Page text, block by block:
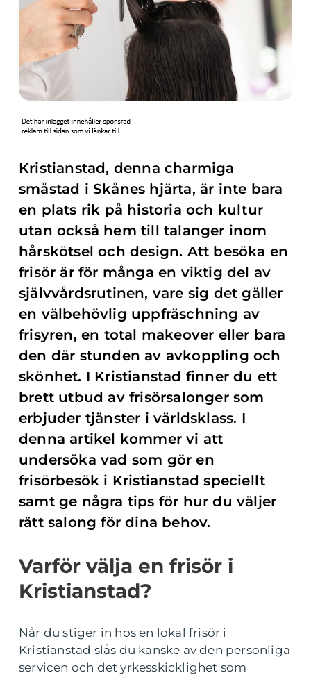
Kristianstad, denna charmiga
småstad i Skånes hjärta, är inte bara
en plats rik på historia och kultur
utan också hem till talanger inom
hårskötsel och design. Att besöka en
frisör är för många en viktig del av
självvårdsrutinen, vare sig det gäller
en välbehövlig uppfräschning av
frisyren, en total makeover eller bara
den där stunden av avkoppling och
skönhet. I Kristianstad finner du ett
brett utbud av frisörsalonger som
erbjuder tjänster i världsklass. I
denna artikel kommer vi att
undersöka vad som gör en
frisörbesök i Kristianstad speciellt
samt ge några tips för hur du väljer
rätt salong för dina behov.
Varför välja en frisör i
Kristianstad?
Når du stiger in hos en lokal frisör i
Kristianstad slås du kanske av den personliga
servicen och det yrkesskicklighet som